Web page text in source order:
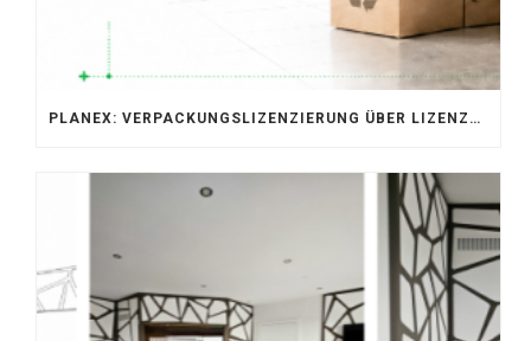
PLANEX: VERPACKUNGSLIZENZIERUNG ÜBER LIZENZERO & LUCID 2026